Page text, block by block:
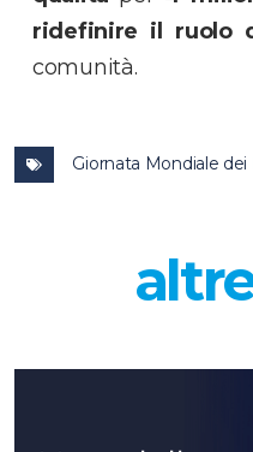
ridefinire il ruolo
comunità.
Giornata Mondiale